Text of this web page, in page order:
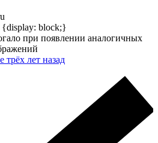
{display: block;}
при появлении аналогичных
трёх лет назад